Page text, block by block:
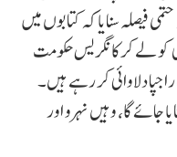
فیصلہ سنایا کہ کتابوں میں
کو لے کر کانگریس حکومت
دلاوائی کر رہے ہیں۔
جائے گا، وہیں نہرو اور